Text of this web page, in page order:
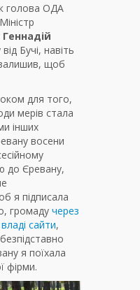
голова ОДА
Геннадій
Бучі, навіть
щоб
для того,
мерів стала
інших
восени
до Єревану,
я підписала
громаду через
владі сайти,
я поїхала
фірми.